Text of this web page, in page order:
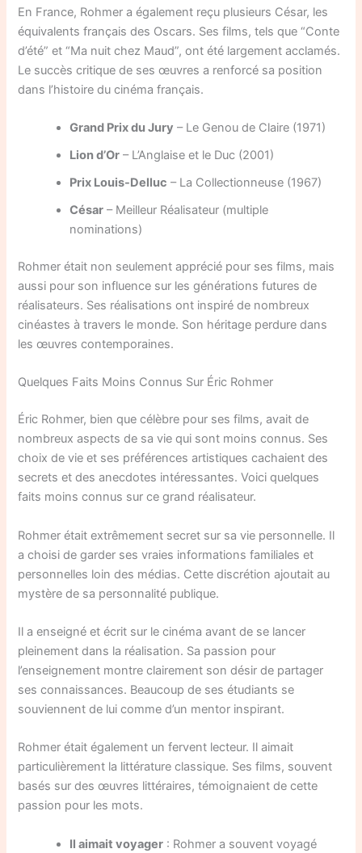
En France, Rohmer a également reçu plusieurs César, les
équivalents français des Oscars. Ses films, tels que “Conte
d’été” et “Ma nuit chez Maud”, ont été largement acclamés.
Le succès critique de ses œuvres a renforcé sa position
dans l’histoire du cinéma français.
Grand Prix du Jury – Le Genou de Claire (1971)
Lion d’Or – L’Anglaise et le Duc (2001)
Prix Louis-Delluc – La Collectionneuse (1967)
César – Meilleur Réalisateur (multiple
nominations)
Rohmer était non seulement apprécié pour ses films, mais
aussi pour son influence sur les générations futures de
réalisateurs. Ses réalisations ont inspiré de nombreux
cinéastes à travers le monde. Son héritage perdure dans
les œuvres contemporaines.
Quelques Faits Moins Connus Sur Éric Rohmer
Éric Rohmer, bien que célèbre pour ses films, avait de
nombreux aspects de sa vie qui sont moins connus. Ses
choix de vie et ses préférences artistiques cachaient des
secrets et des anecdotes intéressantes. Voici quelques
faits moins connus sur ce grand réalisateur.
Rohmer était extrêmement secret sur sa vie personnelle. Il
a choisi de garder ses vraies informations familiales et
personnelles loin des médias. Cette discrétion ajoutait au
mystère de sa personnalité publique.
Il a enseigné et écrit sur le cinéma avant de se lancer
pleinement dans la réalisation. Sa passion pour
l’enseignement montre clairement son désir de partager
ses connaissances. Beaucoup de ses étudiants se
souviennent de lui comme d’un mentor inspirant.
Rohmer était également un fervent lecteur. Il aimait
particulièrement la littérature classique. Ses films, souvent
basés sur des œuvres littéraires, témoignaient de cette
passion pour les mots.
Il aimait voyager : Rohmer a souvent voyagé